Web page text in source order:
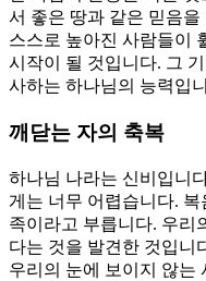
서 좋은 땅과 같은 믿음
스스로 높아진 사람들이
시작이 될 것입니다. 그
사하는 하나님의 능력입
깨닫는 자의 축복
하나님 나라는 신비입니
게는 너무 어렵습니다.
족이라고 부릅니다. 우리
다는 것을 발견한 것입니
우리의 눈에 보이지 않는